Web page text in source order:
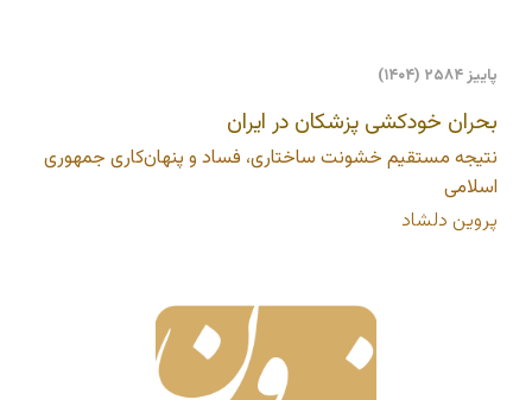
پاییز ۲۵۸۴ (۱۴۰۴)
بحران خودکشی پزشکان در ایران
نتیجه مستقیم خشونت ساختاری، فساد و پنهان‌کاری جمهوری
اسلامی
پروین دلشاد